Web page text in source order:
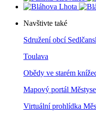
Navštivte také
Sdružení obcí
Toulava
Obědy ve starém
Mapový portál
Virtuální prohlídka